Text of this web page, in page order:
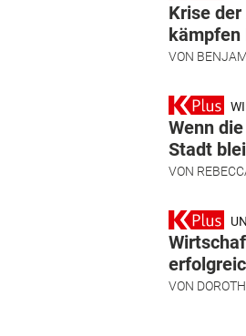
Krise
kämpfen
VON
Wenn
Stadt
VON
VON